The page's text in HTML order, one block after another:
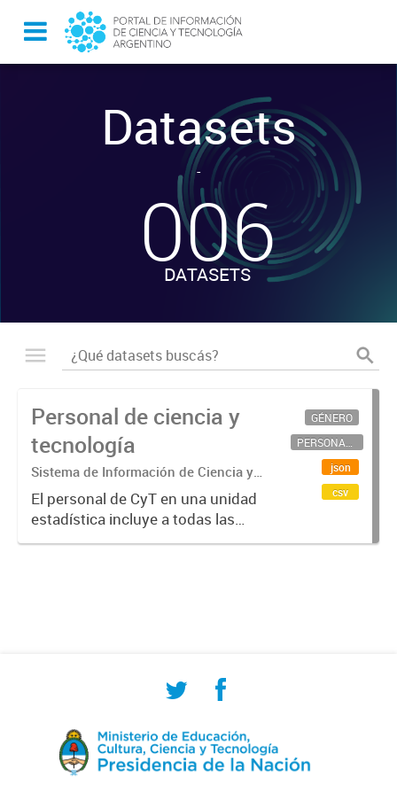
Datasets
-
006
DATASETS
Personal de ciencia y
tecnología
Sistema de Información de Ciencia y
Tecnología Argentino (SICYTAR)
El personal de CyT en una unidad
estadística incluye a todas las
personas involucradas
GÉNERO
PERSONAL CIENTÍFICO-TECNOLÓGICO
json
csv